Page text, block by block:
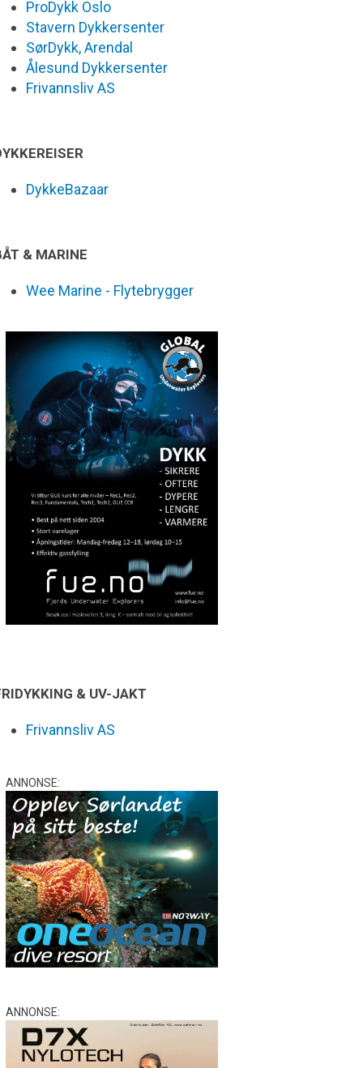
ProDykk Oslo
Stavern Dykkersenter
SørDykk, Arendal
Ålesund Dykkersenter
Frivannsliv AS
DykkeBazaar
& MARINE
Wee Marine - Flytebrygger
& UV-JAKT
Frivannsliv AS
ANNONSE:
ANNONSE: